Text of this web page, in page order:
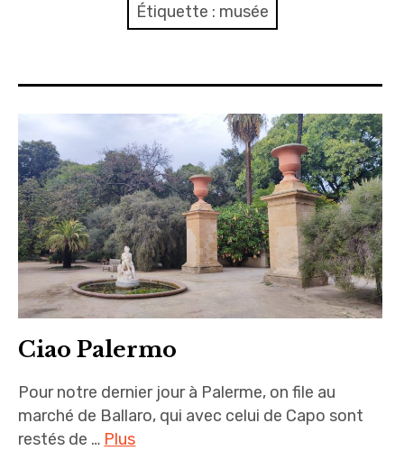
L’auto
Étiquette : musée
Ciao Palermo
Pour notre dernier jour à Palerme, on file au
marché de Ballaro, qui avec celui de Capo sont
restés de … Plus